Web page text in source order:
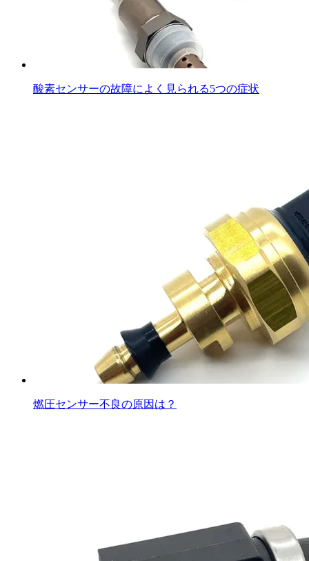
酸素センサーの故障によく見られる5つの症状
燃圧センサー不良の原因は？